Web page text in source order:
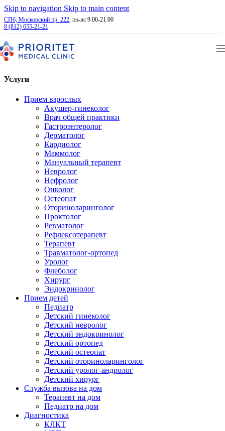
Skip to navigation Skip to main content
СПб, Московский пр. 222, пн-вс 9.00-21.00
8 (812) 655-21-21
Услуги
Прием взрослых
Акушер-гинеколог
Врач общей практики
Гастроэнтеролог
Дерматолог
Кардиолог
Маммолог
Мануальный терапевт
Невролог
Нефролог
Онколог
Остеопат
Оториноларинголог
Проктолог
Ревматолог
Рефлексотерапевт
Терапевт
Травматолог-ортопед
Уролог
Флеболог
Хирург
Эндокринолог
Прием детей
Педиатр
Детский гинеколог
Детский невролог
Детский эндокринолог
Детский ортопед
Детский остеопат
Детский оториноларинголог
Детский уролог-андролог
Детский хирург
Служба вызова на дом
Терапевт на дом
Педиатр на дом
Диагностика
КЛКТ